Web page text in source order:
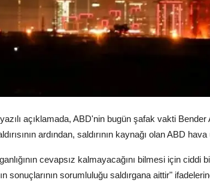
açıklamada, ABD'nin bugün şafak vakti Bender
ardından, saldırının kaynağı olan ABD
cevapsız kalmayacağını bilmesi için ciddi
sonuçlarının sorumluluğu saldırgana aittir"